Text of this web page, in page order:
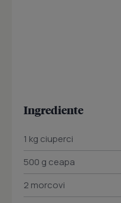
Ingrediente
1 kg ciuperci
500 g ceapa
2 morcovi